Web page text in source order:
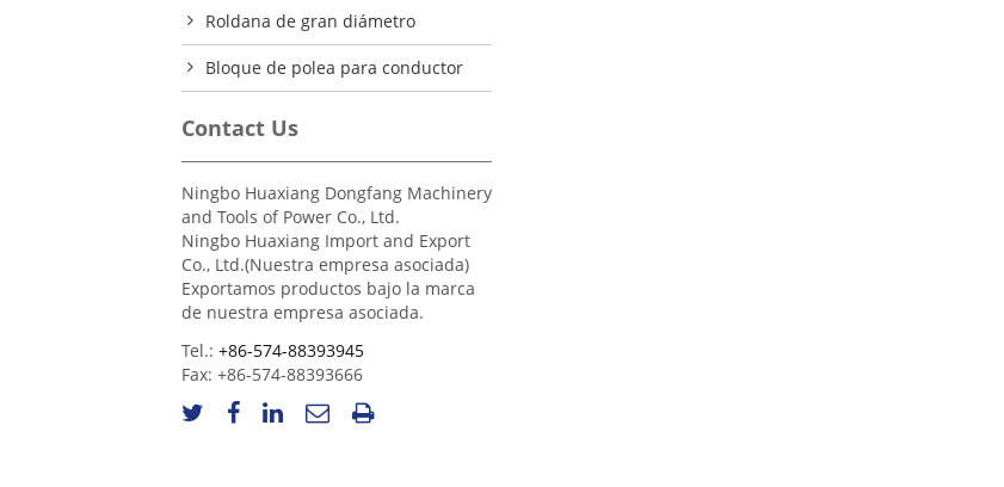
Roldana de gran diámetro
Bloque de polea para conductor
Contact Us
Ningbo Huaxiang Dongfang Machinery
and Tools of Power Co., Ltd.
Ningbo Huaxiang Import and Export
Co., Ltd.(Nuestra empresa asociada)
Exportamos productos bajo la marca
de nuestra empresa asociada.
Tel.: +86-574-88393945
Fax: +86-574-88393666